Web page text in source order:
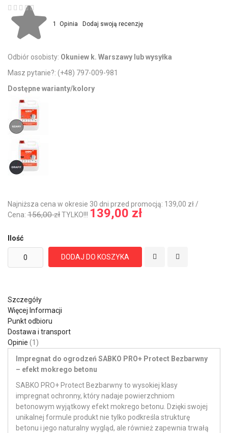
Ocena:
1 Opinia Dodaj swoją recenzję
Odbiór osobisty: Okuniew k. Warszawy lub wysyłka
Masz pytanie?: (+48) 797-009-981
Dostępne warianty/kolory
Najniższa cena w okresie 30 dni przed promocją: 139,00 zł /
Cena: 156,00 złTYLKO!!! 139,00 zł
Ilość
DODAJ DO KOSZYKA
Szczegóły
Więcej Informacji
Punkt odbioru
Dostawa i transport
Opinie
1
Impregnat do ogrodzeń SABKO PRO+ Protect Bezbarwny
– efekt mokrego betonu
SABKO PRO+ Protect Bezbarwny to wysokiej klasy
impregnat ochronny, który nadaje powierzchniom
betonowym wyjątkowy efekt mokrego betonu. Dzięki swojej
unikalnej formule produkt nie tylko podkreśla strukturę
betonu i jego naturalny wygląd, ale również zapewnia trwałą